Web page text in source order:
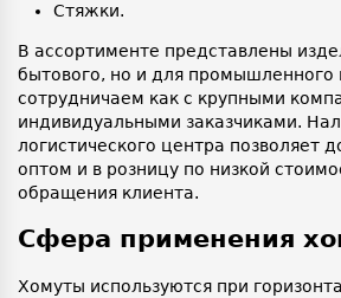
Стяжки.
В ассортименте представлены
бытового, но и для промышленного
сотрудничаем как с крупными
индивидуальными заказчиками.
логистического центра позволяет
оптом и в розницу по низкой
обращения клиента.
Сфера применения
Хомуты используются при